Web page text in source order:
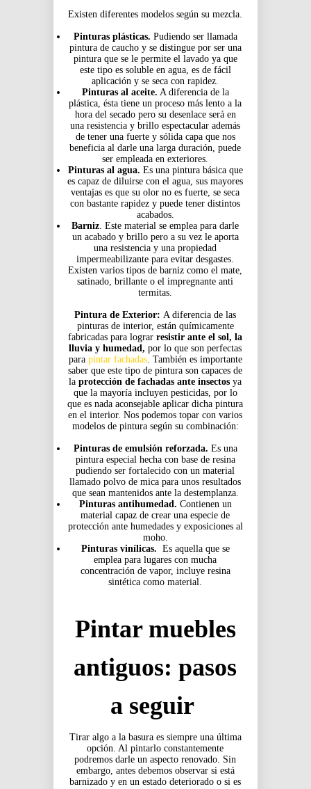
Existen diferentes modelos según su mezcla.
Pinturas plásticas. Pudiendo ser llamada
pintura de caucho y se distingue por ser una
pintura que se le permite el lavado ya que
este tipo es soluble en agua, es de fácil
aplicación y se seca con rapidez.
Pinturas al aceite. A diferencia de la
plástica, ésta tiene un proceso más lento a la
hora del secado pero su desenlace será en
una resistencia y brillo espectacular además
de tener una fuerte y sólida capa que nos
beneficia al darle una larga duración, puede
ser empleada en exteriores.
Pinturas al agua. Es una pintura básica que
es capaz de diluirse con el agua, sus mayores
ventajas es que su olor no es fuerte, se seca
con bastante rapidez y puede tener distintos
acabados.
Barniz . Este material se emplea para darle
un acabado y brillo pero a su vez le aporta
una resistencia y una propiedad
impermeabilizante para evitar desgastes.
Existen varios tipos de barniz como el mate,
satinado, brillante o el impregnante anti
termitas.
Pintura de Exterior: A diferencia de las
pinturas de interior, están químicamente
fabricadas para lograr resistir ante el sol, la
lluvia y humedad, por lo que son perfectas
para pintar fachadas. También es importante
saber que este tipo de pintura son capaces de
laprotección de fachadas ante insectos ya
que la mayoría incluyen pesticidas, por lo
que es nada aconsejable aplicar dicha pintura
en el interior. Nos podemos topar con varios
modelos de pintura según su combinación:
Pinturas de emulsión reforzada. Es una
pintura especial hecha con base de resina
pudiendo ser fortalecido con un material
llamado polvo de mica para unos resultados
que sean mantenidos ante la destemplanza.
Pinturas antihumedad. Contienen un
material capaz de crear una especie de
protección ante humedades y exposiciones al
moho.
Pinturas vinílicas. Es aquella que se
emplea para lugares con mucha
concentración de vapor, incluye resina
sintética como material.
Pintar muebles
antiguos: pasos
a seguir
Tirar algo a la basura es siempre una última
opción. Al pintarlo constantemente
podremos darle un aspecto renovado. Sin
embargo, antes debemos observar si está
barnizado y en un estado deteriorado o si es